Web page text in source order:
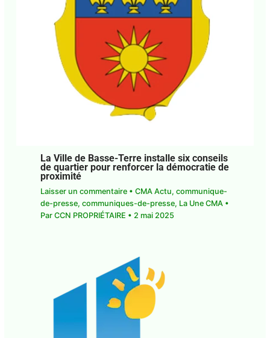
La Ville de Basse-Terre installe six conseils
de quartier pour renforcer la démocratie de
proximité
Laisser un commentaire • CMA Actu, communique-
de-presse, communiques-de-presse, La Une CMA•
Par CCN PROPRIÉTAIRE • 2 mai 2025